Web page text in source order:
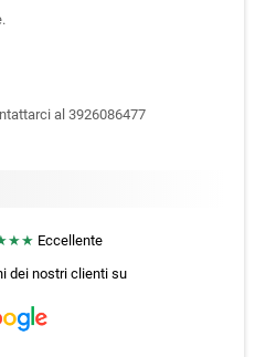
al 3926086477
Eccellente
dei nostri clienti su